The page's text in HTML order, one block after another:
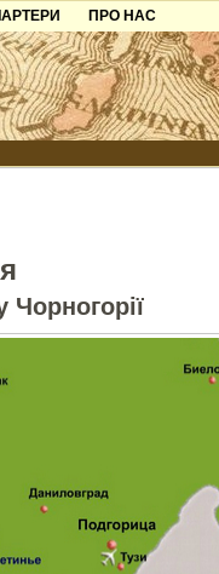
ПРО НАС
Контакти
Партнерам
Додати готель
Чорногорії